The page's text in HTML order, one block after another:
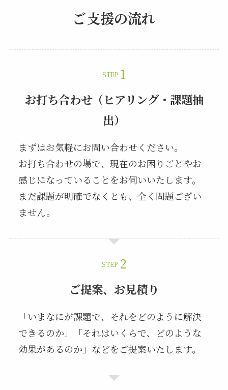
ご支援の流れ
STEP
お打ち合わせ（ヒアリング・課題抽
出）
まずはお気軽にお問い合わせください。
お打ち合わせの場で、現在のお困りごとやお
感じになっていることをお伺いいたします。
まだ課題が明確でなくとも、全く問題ござい
ません。
STEP
ご提案、お見積り
「いまなにが課題で、それをどのように解決
できるのか」「それはいくらで、どのような
効果があるのか」などをご提案いたします。